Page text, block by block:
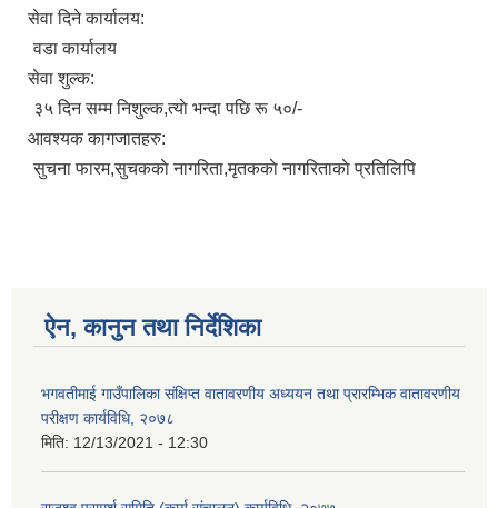
सेवा दिने कार्यालय:
वडा कार्यालय
सेवा शुल्क:
३५ दिन सम्म निशुल्क,त्याे भन्दा पछि रू ५०/-
आवश्यक कागजातहरु:
सुचना फारम,सुचककाे नागरिता,मृतककाे नागरिताकाे प्रतिलिपि
ऐन, कानुन तथा निर्देशिका
भगवतीमाई गाउँपालिका संक्षिप्त वातावरणीय अध्ययन तथा प्रारम्भिक वातावरणीय
परीक्षण कार्यविधि, २०७८
मिति: 12/13/2021 - 12:30